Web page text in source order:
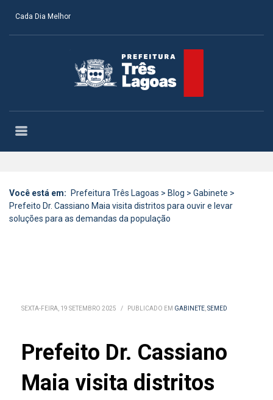
Cada Dia Melhor
Você está em: Prefeitura Três Lagoas > Blog > Gabinete >
Prefeito Dr. Cassiano Maia visita distritos para ouvir e levar
soluções para as demandas da população
SEXTA-FEIRA, 19 SETEMBRO 2025 / PUBLICADO EM GABINETE,SEMED
Prefeito Dr. Cassiano
Maia visita distritos